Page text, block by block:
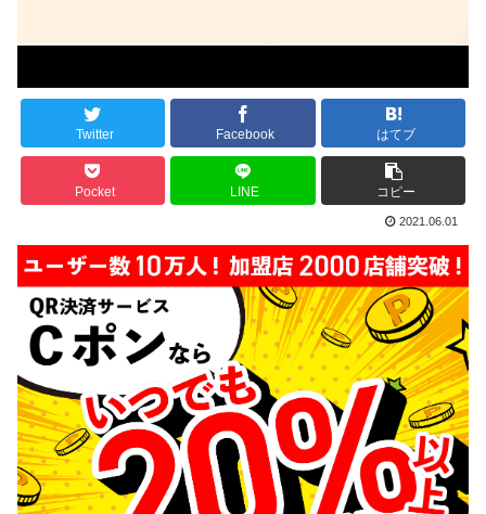
Twitter Facebook はてブ
Pocket LINE コピー
2021.06.01